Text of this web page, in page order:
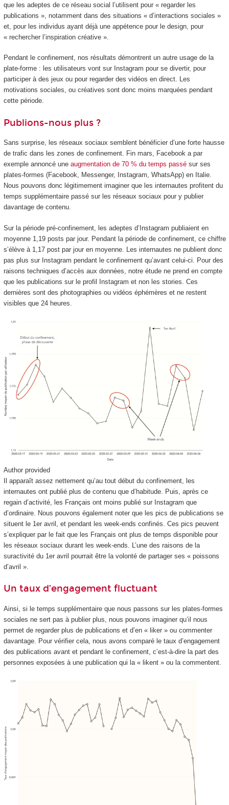
que les adeptes de ce réseau social l’utilisent pour « regarder les
publications », notamment dans des situations « d’interactions sociales »
et, pour les individus ayant déjà une appétence pour le design, pour
« rechercher l’inspiration créative ».
Pendant le confinement, nos résultats démontrent un autre usage de la
plate-forme : les utilisateurs vont sur Instagram pour se divertir, pour
participer à des jeux ou pour regarder des vidéos en direct. Les
motivations sociales, ou créatives sont donc moins marquées pendant
cette période.
Publions-nous plus ?
Sans surprise, les réseaux sociaux semblent bénéficier d’une forte hausse
de trafic dans les zones de confinement. Fin mars, Facebook a par
exemple annoncé une augmentation de 70 % du temps passésur ses
plates-formes (Facebook, Messenger, Instagram, WhatsApp) en Italie.
Nous pouvons donc légitimement imaginer que les internautes profitent du
temps supplémentaire passé sur les réseaux sociaux pour y publier
davantage de contenu.
Sur la période pré-confinement, les adeptes d’Instagram publiaient en
moyenne 1,19 posts par jour. Pendant la période de confinement, ce chiffre
s’élève à 1,17 post par jour en moyenne. Les internautes ne publient donc
pas plus sur Instagram pendant le confinement qu’avant celui-ci. Pour des
raisons techniques d’accès aux données, notre étude ne prend en compte
que les publications sur le profil Instagram et non les stories. Ces
dernières sont des photographies ou vidéos éphémères et ne restent
visibles que 24 heures.
Author provided
Il apparaît assez nettement qu’au tout début du confinement, les
internautes ont publié plus de contenu que d’habitude. Puis, après ce
regain d’activité, les Français ont moins publié sur Instagram que
d’ordinaire. Nous pouvons également noter que les pics de publications se
situent le 1 eravril, et pendant les week-ends confinés. Ces pics peuvent
s’expliquer par le fait que les Français ont plus de temps disponible pour
les réseaux sociaux durant les week-ends. L’une des raisons de la
suractivité du 1 eravril pourrait être la volonté de partager ses « poissons
d’avril ».
Un taux d’engagement fluctuant
Ainsi, si le temps supplémentaire que nous passons sur les plates-formes
sociales ne sert pas à publier plus, nous pouvons imaginer qu’il nous
permet de regarder plus de publications et d’en « liker » ou commenter
davantage. Pour vérifier cela, nous avons comparé le taux d’engagement
des publications avant et pendant le confinement, c’est-à-dire la part des
personnes exposées à une publication qui la « likent » ou la commentent.